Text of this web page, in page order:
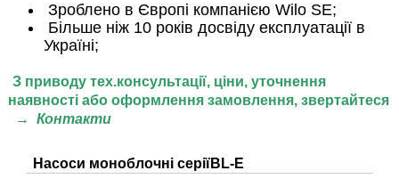
Зроблено в Європі компанією Wilo SE;
Більше ніж 10 років досвіду експлуатації в
Україні;
З приводу тех.консультації, ціни, уточнення
наявності або оформлення замовлення, звертайтеся
→
Контакти
Насоси моноблочні серіїBL-E